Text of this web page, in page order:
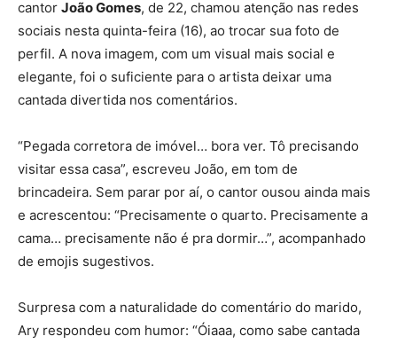
cantor João Gomes, de 22, chamou atenção nas redes
sociais nesta quinta-feira (16), ao trocar sua foto de
perfil. A nova imagem, com um visual mais social e
elegante, foi o suficiente para o artista deixar uma
cantada divertida nos comentários.
“Pegada corretora de imóvel… bora ver. Tô precisando
visitar essa casa”, escreveu João, em tom de
brincadeira. Sem parar por aí, o cantor ousou ainda mais
e acrescentou: “Precisamente o quarto. Precisamente a
cama… precisamente não é pra dormir…”, acompanhado
de emojis sugestivos.
Surpresa com a naturalidade do comentário do marido,
Ary respondeu com humor: “Óiaaa, como sabe cantada